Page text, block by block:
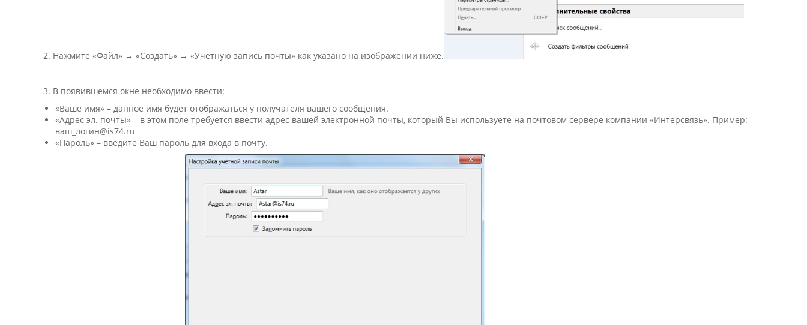
2. Нажмите «Файл» → «Создать» → «Учетную запись почты» как указано на изображении ниже.
3. В появившемся окне необходимо ввести:
«Ваше имя» – данное имя будет отображаться у получателя вашего сообщения.
«Адрес эл. почты» – в этом поле требуется ввести адрес вашей электронной почты, который Вы используете на почтовом сервере компании «Интерсвязь». Пример:
ваш_логин@is74.ru
«Пароль» – введите Ваш пароль для входа в почту.